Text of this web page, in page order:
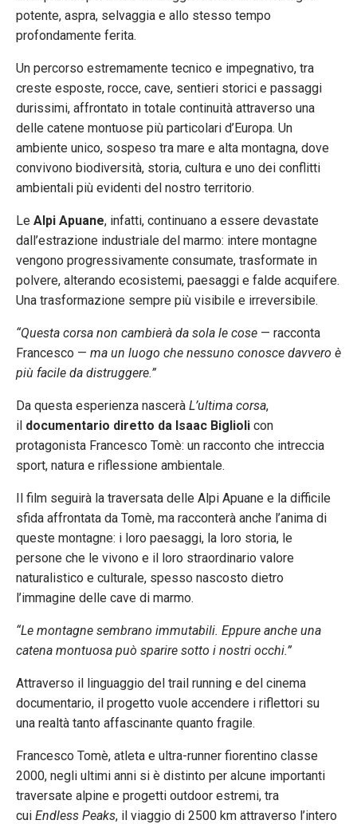
potente, aspra, selvaggia e allo stesso tempo
profondamente ferita.
Un percorso estremamente tecnico e impegnativo, tra
creste esposte, rocce, cave, sentieri storici e passaggi
durissimi, affrontato in totale continuità attraverso una
delle catene montuose più particolari d’Europa. Un
ambiente unico, sospeso tra mare e alta montagna, dove
convivono biodiversità, storia, cultura e uno dei conflitti
ambientali più evidenti del nostro territorio.
Le Alpi Apuane, infatti, continuano a essere devastate
dall’estrazione industriale del marmo: intere montagne
vengono progressivamente consumate, trasformate in
polvere, alterando ecosistemi, paesaggi e falde acquifere.
Una trasformazione sempre più visibile e irreversibile.
“Questa corsa non cambierà da sola le cose — racconta
Francesco — ma un luogo che nessuno conosce davvero è
più facile da distruggere.”
Da questa esperienza nascerà L’ultima corsa,
il documentario diretto da Isaac Biglioli con
protagonista Francesco Tomè: un racconto che intreccia
sport, natura e riflessione ambientale.
Il film seguirà la traversata delle Alpi Apuane e la difficile
sfida affrontata da Tomè, ma racconterà anche l’anima di
queste montagne: i loro paesaggi, la loro storia, le
persone che le vivono e il loro straordinario valore
naturalistico e culturale, spesso nascosto dietro
l’immagine delle cave di marmo.
“Le montagne sembrano immutabili. Eppure anche una
catena montuosa può sparire sotto i nostri occhi.”
Attraverso il linguaggio del trail running e del cinema
documentario, il progetto vuole accendere i riflettori su
una realtà tanto affascinante quanto fragile.
Francesco Tomè, atleta e ultra-runner fiorentino classe
2000, negli ultimi anni si è distinto per alcune importanti
traversate alpine e progetti outdoor estremi, tra
cui Endless Peaks, il viaggio di 2500 km attraverso l’intero